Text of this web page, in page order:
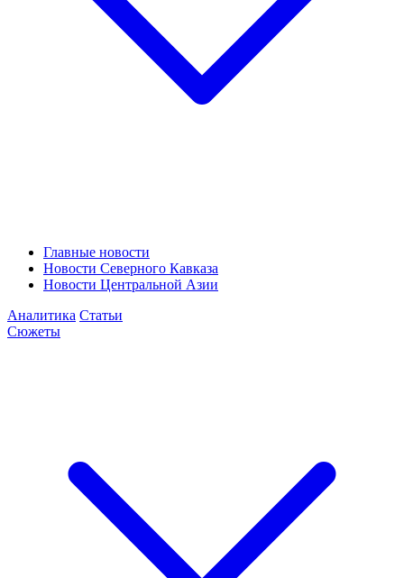
Главные новости
Новости Северного Кавказа
Новости Центральной Азии
Аналитика Статьи
Сюжеты